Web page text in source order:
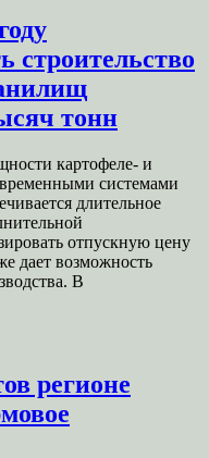
строительство
тонн
картофеле- и
системами
длительное
отпускную цену
дает возможность
В
регионе